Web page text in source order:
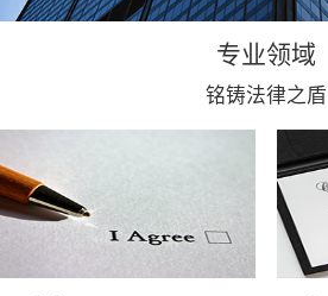
专业领域
铭铸法律之盾